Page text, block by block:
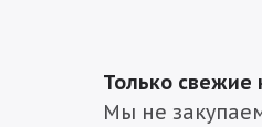
Только свежие
Мы не